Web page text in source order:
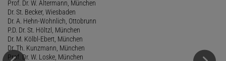
Prof. Dr. W. Altermann, München
Dr. St. Becker, Wiesbaden
Dr. A. Hehn-Wohnlich, Ottobrunn
P.D. Dr. St. Höltzl, München
Dr. M. Kölbl-Ebert, München
Dr. Th. Kunzmann, München
Prof. Dr. W. Loske, München